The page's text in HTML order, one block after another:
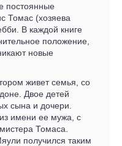
постоянные
Томас (хозяева
В каждой книге
положение,
новые
живет семья, со
Двое детей
сына и дочери.
имени ее мужа, с
Томаса.
получился таким